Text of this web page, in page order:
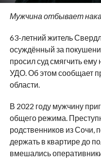
Мужчина отбывает
63-летний житель
осуждённый за
просил суд смягчить
УДО. Об этом сообщает
области.
В 2022 году мужчину
общего режима.
родственников из Сочи,
держать в квартире до
вмешались